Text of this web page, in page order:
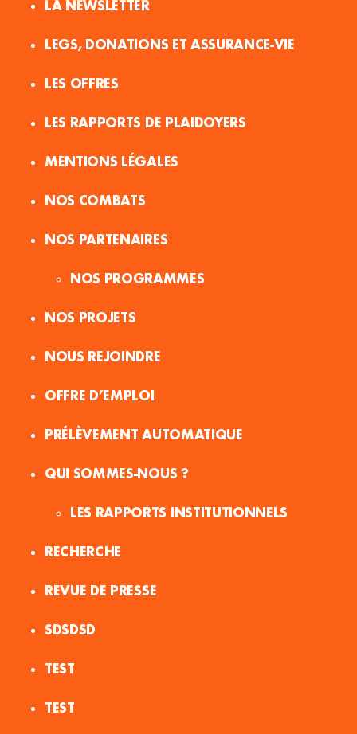
LA NEWSLETTER
LEGS, DONATIONS ET ASSURANCE-VIE
LES OFFRES
LES RAPPORTS DE PLAIDOYERS
MENTIONS LÉGALES
NOS COMBATS
NOS PARTENAIRES
NOS PROGRAMMES
NOS PROJETS
NOUS REJOINDRE
OFFRE D’EMPLOI
PRÉLÈVEMENT AUTOMATIQUE
QUI SOMMES-NOUS ?
LES RAPPORTS INSTITUTIONNELS
RECHERCHE
REVUE DE PRESSE
SDSDSD
TEST
TEST